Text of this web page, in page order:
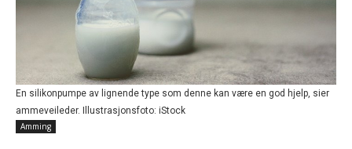
En silikonpumpe av lignende type som denne kan være en god hjelp, sier
ammeveileder. Illustrasjonsfoto: iStock
Amming